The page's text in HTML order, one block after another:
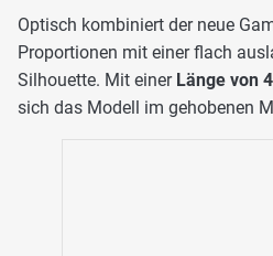
Optisch kombiniert der neue
Proportionen mit einer flach
Silhouette. Mit einer Länge von
sich das Modell im gehobenen